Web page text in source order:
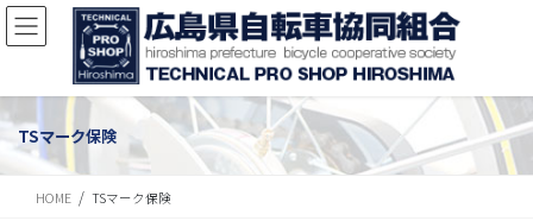
TSマーク保険
HOME TSマーク保険